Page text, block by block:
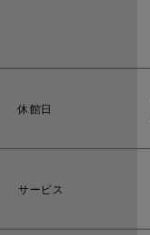
休館日
サービス